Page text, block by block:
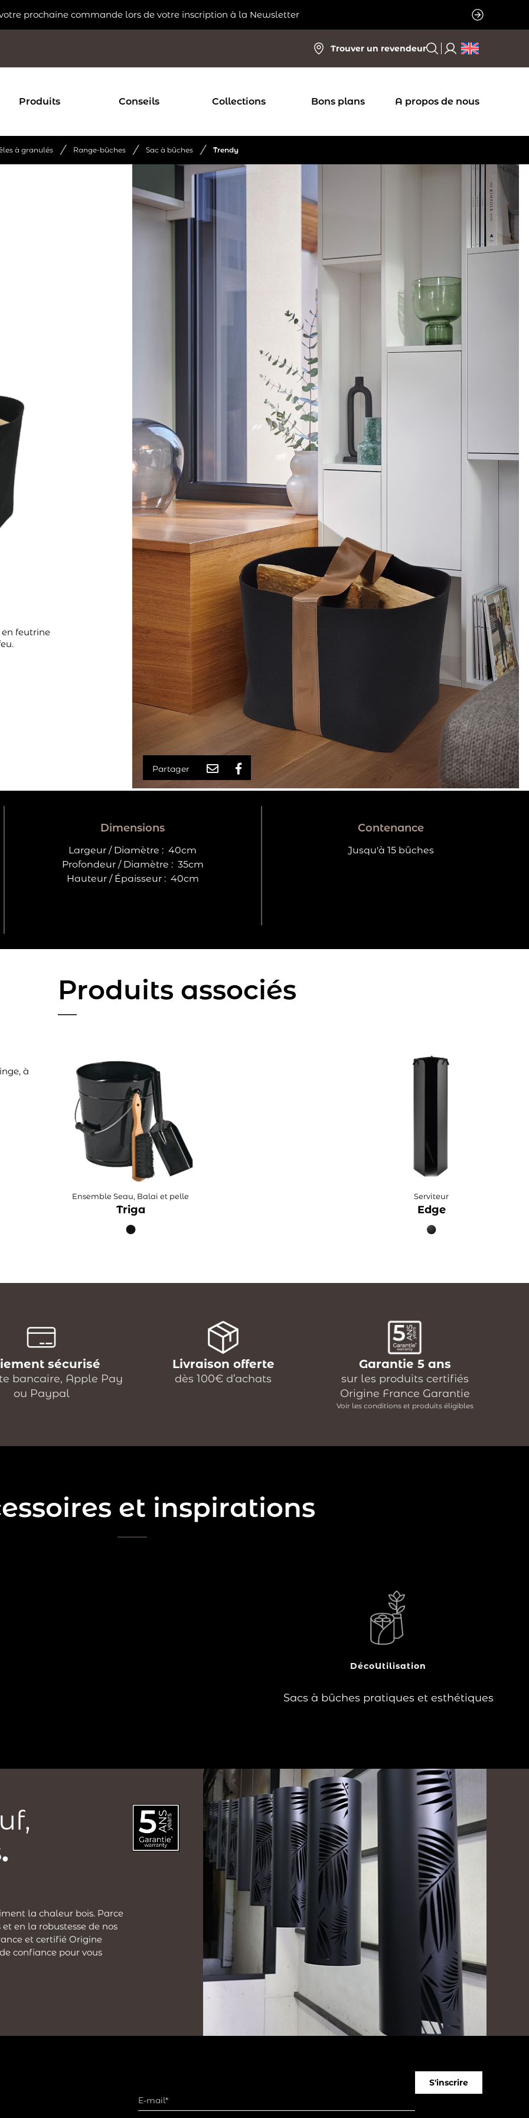
prochaine commande lors de votre inscription à la Newsletter
Trouver un revendeur
Produits Conseils Collections Bons plans A propos de nous
à granulés / Range-bûches / Sac à bûches / Trendy
en feutrine
Partager
Dimensions
Largeur / Diamètre : 40cm
Profondeur / Diamètre : 35cm
Hauteur / Épaisseur : 40cm
Contenance
Jusqu'à 15 bûches
à
Produits associés
Ensemble Seau, Balai et pelle
Triga
Serviteur
Edge
sécurisé
bancaire, Apple Pay
ou Paypal
Livraison offerte
dès 100€ d’achats
Garantie 5 ans
sur les produits certifiés
Origine France Garantie
Voir les conditions et produits éligibles
et inspirations
DécoUtilisation
Sacs à bûches pratiques et esthétiques
?
Vous vous chauffez à l’aide d’un poêle à
bois ou d’une cheminée et êtes à la
recherche d’une solution de transport et
de rangement pour vos bûches, aussi
pratique qu’esthétique ? Le sac à bûches
la chaleur bois. Parce
en la robustesse de nos
et certifié Origine
confiance pour vous
S'inscrire